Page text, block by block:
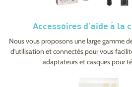
Accessoires d’aide à la
Nous vous proposons une large gamme
d’utilisation et connectés pour vous
adaptateurs et casques pour